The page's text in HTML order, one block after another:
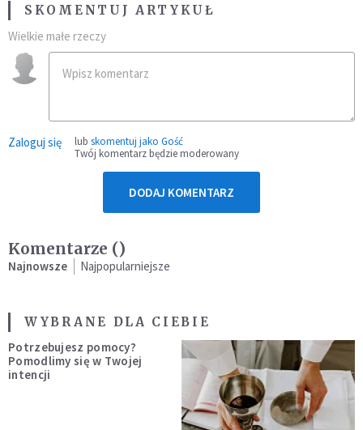
SKOMENTUJ ARTYKUŁ
Wielkie małe rzeczy
Zaloguj się lub skomentuj jako Gość
Twój komentarz będzie moderowany
DODAJ KOMENTARZ
Komentarze ()
Najnowsze Najpopularniejsze
WYBRANE DLA CIEBIE
Potrzebujesz pomocy?
Pomodlimy się w Twojej
intencji